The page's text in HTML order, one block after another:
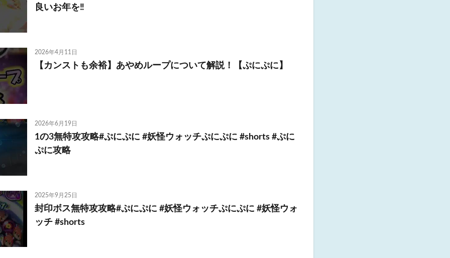
良いお年を‼️
2026年4月11日
【カンストも余裕】あやめループについて解説！【ぷにぷに】
2026年6月19日
1の3無特攻攻略#ぷにぷに #妖怪ウォッチぷにぷに #shorts #ぷに
ぷに攻略
2025年9月25日
封印ボス無特攻攻略#ぷにぷに #妖怪ウォッチぷにぷに #妖怪ウォ
ッチ #shorts